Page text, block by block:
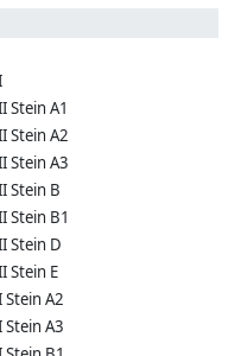
Stein A1
Stein A2
Stein A3
Stein B
Stein B1
Stein D
Stein E
Stein A2
Stein A3